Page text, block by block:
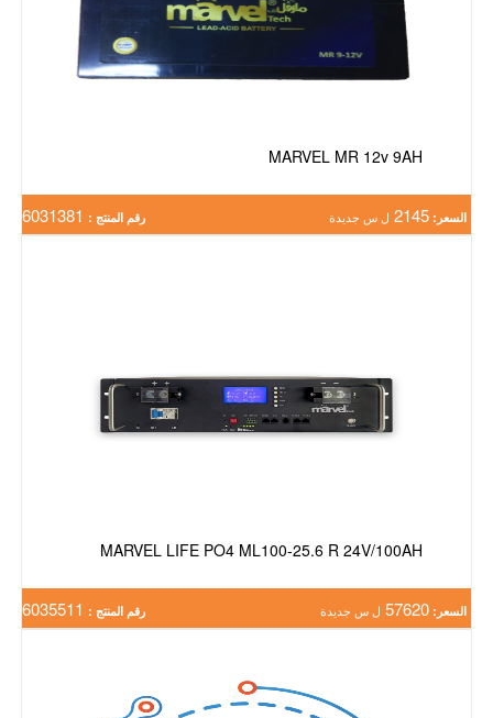
MARVEL MR 12v 9AH
السعر: 2145 ل س جديدة رقم المنتج :
MARVEL LIFE PO4 ML100-25.6 R 24V/100AH
السعر: 57620 ل س جديدة رقم المنتج :